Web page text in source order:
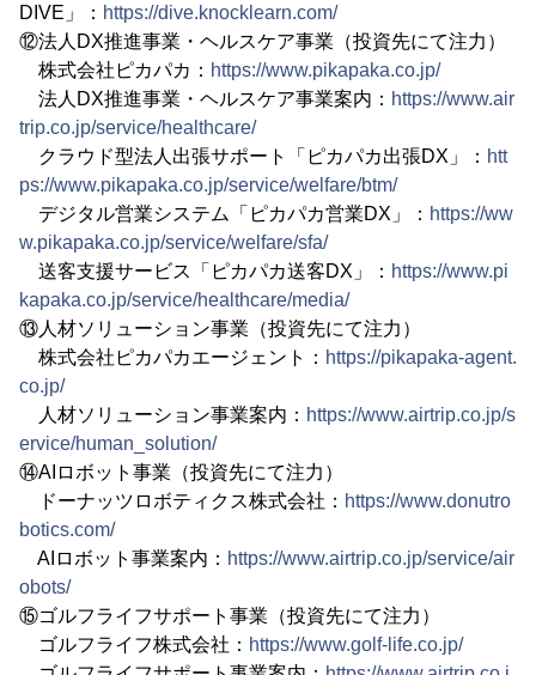
DIVE」： https://dive.knocklearn.com/
⑫法人DX推進事業・ヘルスケア事業（投資先にて注力）
株式会社ピカパカ： https://www.pikapaka.co.jp/
法人DX推進事業・ヘルスケア事業案内： https://www.air
trip.co.jp/service/healthcare/
クラウド型法人出張サポート「ピカパカ出張DX」： htt
ps://www.pikapaka.co.jp/service/welfare/btm/
デジタル営業システム「ピカパカ営業DX」： https://ww
w.pikapaka.co.jp/service/welfare/sfa/
送客支援サービス「ピカパカ送客DX」： https://www.pi
kapaka.co.jp/service/healthcare/media/
⑬人材ソリューション事業（投資先にて注力）
株式会社ピカパカエージェント： https://pikapaka-agent.
co.jp/
人材ソリューション事業案内： https://www.airtrip.co.jp/s
ervice/human_solution/
⑭AIロボット事業（投資先にて注力）
ドーナッツロボティクス株式会社： https://www.donutro
botics.com/
AIロボット事業案内： https://www.airtrip.co.jp/service/air
obots/
⑮ゴルフライフサポート事業（投資先にて注力）
ゴルフライフ株式会社： https://www.golf-life.co.jp/